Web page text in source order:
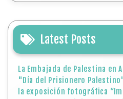
Latest Posts
La Embajada de Palestina en
"Día del Prisionero
la exposición fotográfica